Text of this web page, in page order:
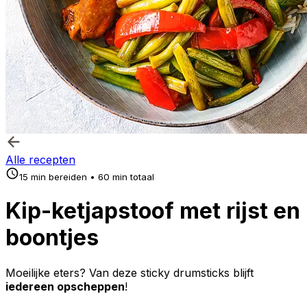
Alle recepten
15 min bereiden • 60 min totaal
Kip-ketjapstoof met rijst en
boontjes
Moeilijke eters? Van deze sticky drumsticks blijft
iedereen opscheppen!